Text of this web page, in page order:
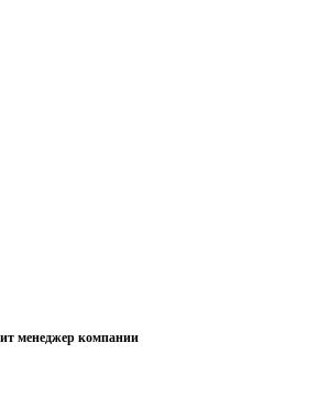
менеджер компании